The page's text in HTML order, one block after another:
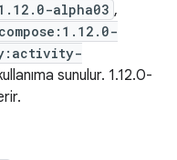
alpha03 ,
sunulur. 1.12.0-